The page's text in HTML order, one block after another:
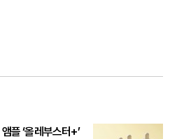
플 ‘올레부스터+’